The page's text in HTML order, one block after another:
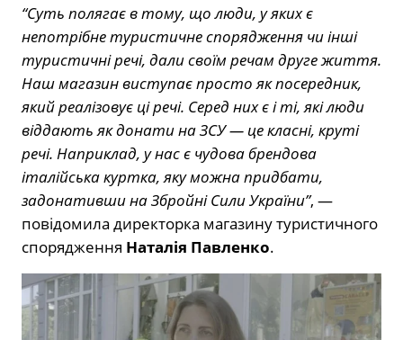
“Суть полягає в тому, що люди, у яких є
непотрібне туристичне спорядження чи інші
туристичні речі, дали своїм речам друге життя.
Наш магазин виступає просто як посередник,
який реалізовує ці речі. Серед них є і ті, які люди
віддають як донати на ЗСУ — це класні, круті
речі. Наприклад, у нас є чудова брендова
італійська куртка, яку можна придбати,
задонативши на Збройні Сили України”, —
повідомила директорка магазину туристичного
спорядження Наталія Павленко.